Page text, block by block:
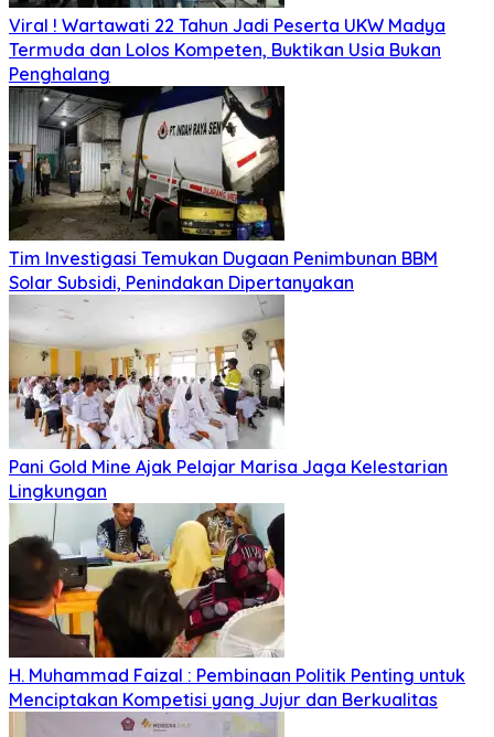
Viral ! Wartawati 22 Tahun Jadi Peserta UKW Madya
Termuda dan Lolos Kompeten, Buktikan Usia Bukan
Penghalang
Tim Investigasi Temukan Dugaan Penimbunan BBM
Solar Subsidi, Penindakan Dipertanyakan
Pani Gold Mine Ajak Pelajar Marisa Jaga Kelestarian
Lingkungan
H. Muhammad Faizal : Pembinaan Politik Penting untuk
Menciptakan Kompetisi yang Jujur dan Berkualitas